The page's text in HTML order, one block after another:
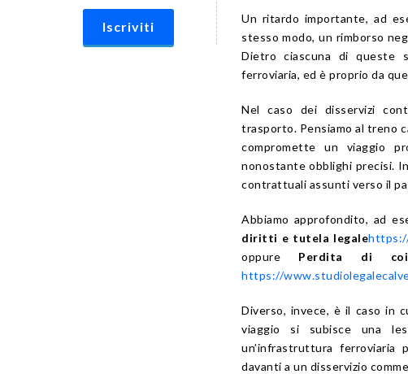
Un ritardo importante, ad
stesso modo, un rimborso
Dietro ciascuna di queste
ferroviaria, ed è proprio da
Nel caso dei disservizi
trasporto. Pensiamo al treno
compromette un viaggio
nonostante obblighi precisi.
contrattuali assunti verso il
Abbiamo approfondito, ad
diritti e tutela legale
oppure Perdita di
https://
Diverso, invece, è il caso in
viaggio si subisce una
un’infrastruttura ferroviaria
davanti a un disservizio